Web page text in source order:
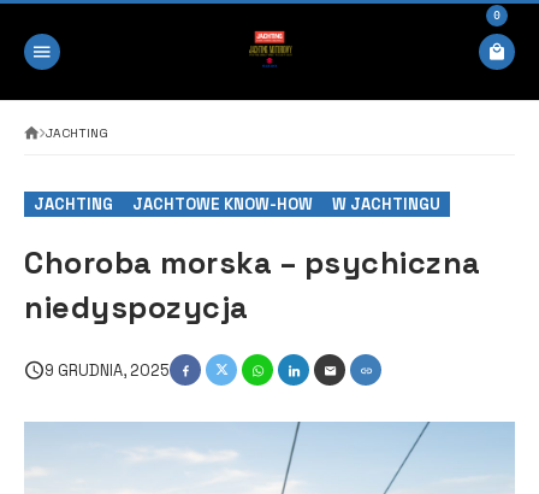
0
JACHTING
JACHTING JACHTOWE KNOW-HOW W JACHTINGU
Choroba morska – psychiczna
niedyspozycja
9 GRUDNIA, 2025